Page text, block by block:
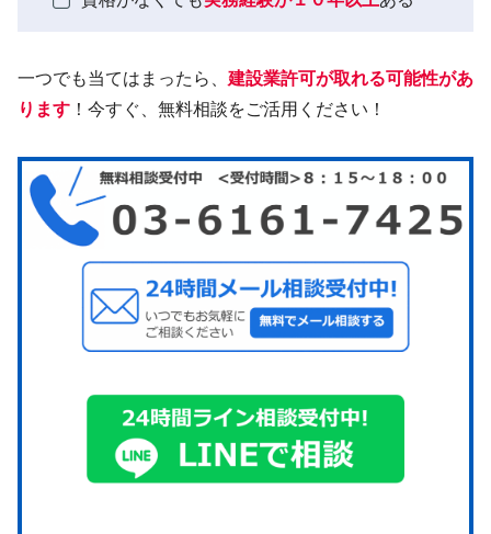
一つでも当てはまったら、 建設業許可が取れる可能性があ
ります ！今すぐ、無料相談をご活用ください！